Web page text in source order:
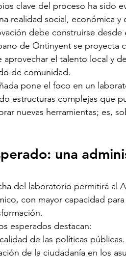
clave del proceso ha sido
realidad social, económica
debe construirse
de Ontinyent se proyecta
aprovechar el talento local y
de comunidad.
pone el foco en un
estructuras complejas que
nuevas herramientas; es,
una
del laboratorio permitirá al
con mayor capacidad
esperados destacan:
de las políticas públicas.
de la ciudadanía en los